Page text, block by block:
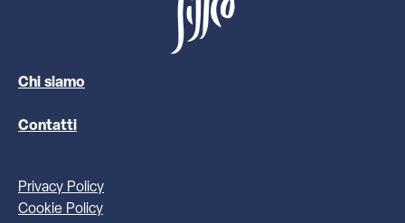
Chi siamo
Contatti
Privacy Policy
Cookie Policy